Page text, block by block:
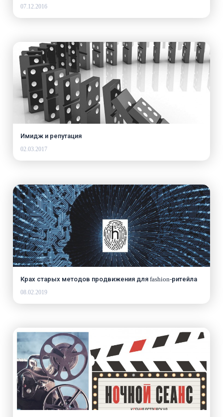
07.12.2016
Имидж и репутация
02.03.2017
Крах старых методов продвижения для fashion-ритейла
08.02.2019